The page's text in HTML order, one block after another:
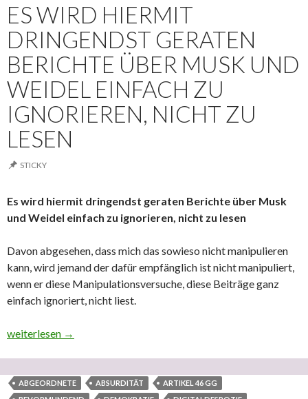
ES WIRD HIERMIT
DRINGENDST GERATEN
BERICHTE ÜBER MUSK UND
WEIDEL EINFACH ZU
IGNORIEREN, NICHT ZU
LESEN
STICKY
Es wird hiermit dringendst geraten Berichte über Musk
und Weidel einfach zu ignorieren, nicht zu lesen
Davon abgesehen, dass mich das sowieso nicht manipulieren
kann, wird jemand der dafür empfänglich ist nicht manipuliert,
wenn er diese Manipulationsversuche, diese Beiträge ganz
einfach ignoriert, nicht liest.
Es wird hiermit dringendst geraten Berichte über Musk und
weiterlesen →
ABGEORDNETE ABSURDITÄT
ARTIKEL 46 GG